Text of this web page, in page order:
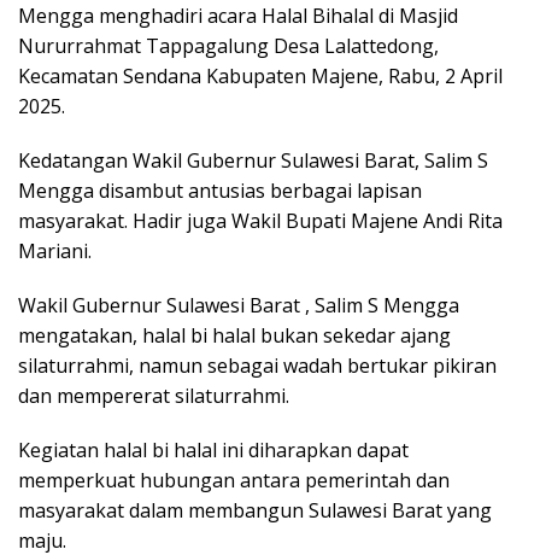
Mengga menghadiri acara Halal Bihalal di Masjid
Nururrahmat Tappagalung Desa Lalattedong,
Kecamatan Sendana Kabupaten Majene, Rabu, 2 April
2025.
Kedatangan Wakil Gubernur Sulawesi Barat, Salim S
Mengga disambut antusias berbagai lapisan
masyarakat. Hadir juga Wakil Bupati Majene Andi Rita
Mariani.
Wakil Gubernur Sulawesi Barat , Salim S Mengga
mengatakan, halal bi halal bukan sekedar ajang
silaturrahmi, namun sebagai wadah bertukar pikiran
dan mempererat silaturrahmi.
Kegiatan halal bi halal ini diharapkan dapat
memperkuat hubungan antara pemerintah dan
masyarakat dalam membangun Sulawesi Barat yang
maju.